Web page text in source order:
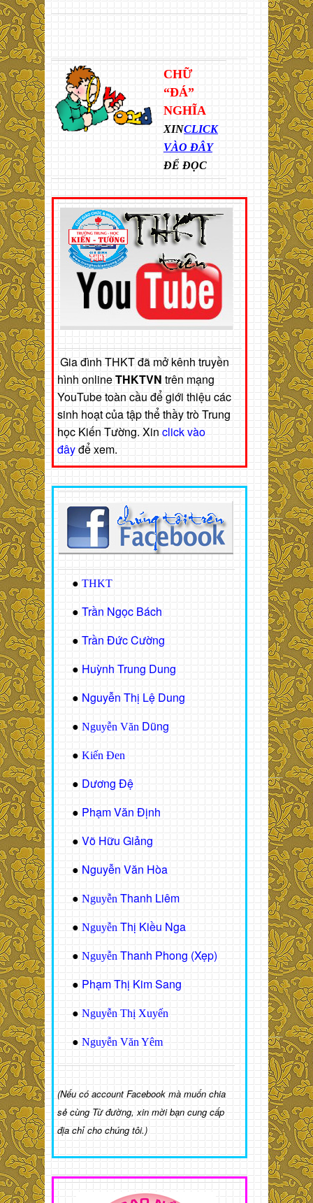
CHỮ
“ĐÁ”
NGHĨA
XINCLICK
VÀO ĐÂY
ĐỂ ĐỌC
Gia đình THKT đã mở kênh truyền
hình onlineTHKTVN trên mạng
YouTube toàn cầu để giới thiệu các
sinh hoạt của tập thể thầy trò Trung
học Kiến Tường. Xin click vào
đâyđể xem.
● THKT
● Trần Ngọc Bách
● Trần Đức Cường
● Huỳnh Trung Dung
● Nguyễn Thị Lệ Dung
● Nguyễn Văn Dũng
● Kiến Đen
● Dương Đệ
● Phạm Văn Định
● Võ Hữu Giảng
● Nguyễn Văn Hòa
● Nguyễn Thanh Liêm
● Nguyễn Thị Kiều Nga
● Nguyễn Thanh Phong (Xẹp)
● Phạm Thị Kim Sang
● Nguyễn Thị Xuyến
● Nguyễn Văn Yêm
(Nếu có account Facebook mà muốn chia
sẻ cùng Từ đường, xin mời bạn cung cấp
địa chỉ cho chúng tôi.)